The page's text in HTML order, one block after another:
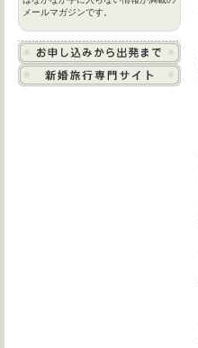
メールマガジンです。